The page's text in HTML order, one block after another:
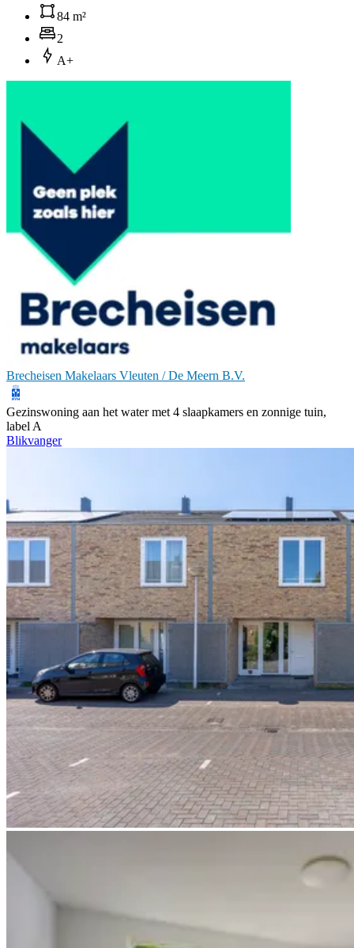
84 m²
2
A+
Brecheisen Makelaars Vleuten / De Meern B.V.
Gezinswoning aan het water met 4 slaapkamers en zonnige tuin,
label A
Blikvanger